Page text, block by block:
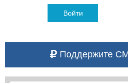
Войти
Поддержите